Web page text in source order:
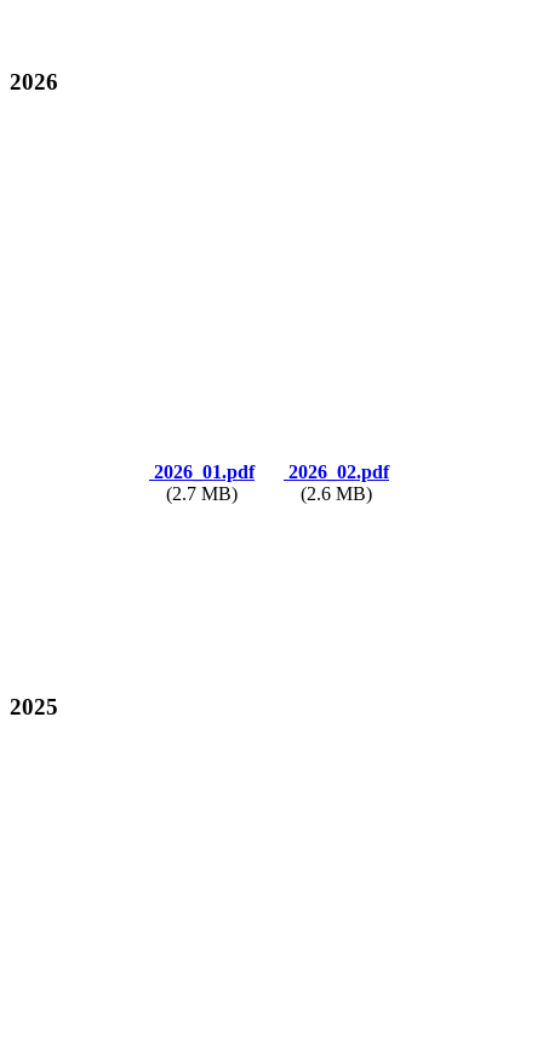
2026
2026_01.pdf
(2.7 MB)
2026_02.pdf
(2.6 MB)
2025